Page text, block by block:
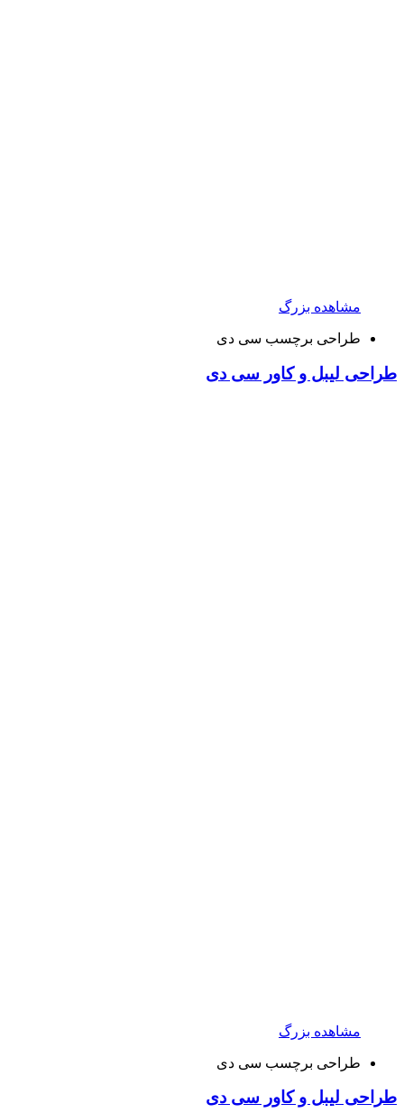
مشاهده بزرگ
طراحی برچسب سی دی
طراحی لیبل و کاور سی دی
مشاهده بزرگ
طراحی برچسب سی دی
طراحی لیبل و کاور سی دی